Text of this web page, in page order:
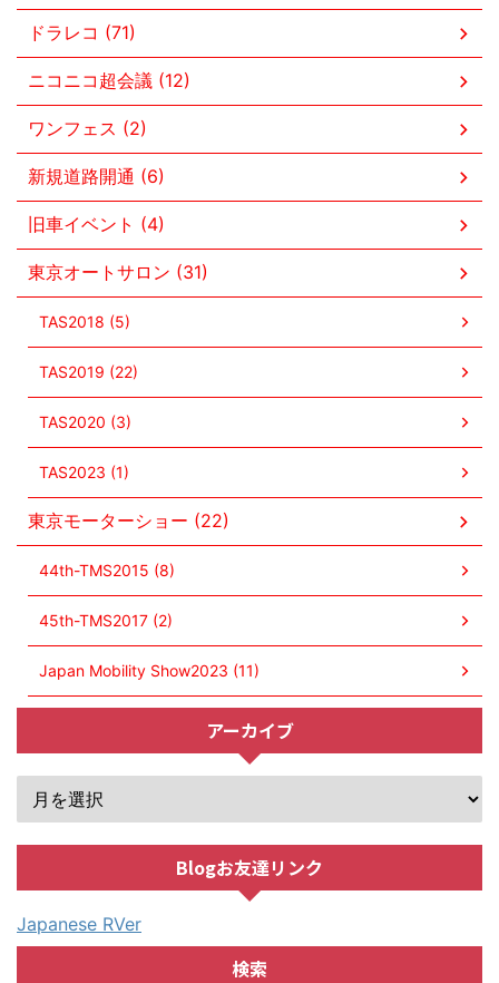
ドラレコ (71)
ニコニコ超会議 (12)
ワンフェス (2)
新規道路開通 (6)
旧車イベント (4)
東京オートサロン (31)
TAS2018 (5)
TAS2019 (22)
TAS2020 (3)
TAS2023 (1)
東京モーターショー (22)
44th-TMS2015 (8)
45th-TMS2017 (2)
Japan Mobility Show2023 (11)
アーカイブ
Blogお友達リンク
Japanese RVer
検索